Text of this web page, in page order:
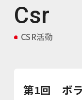
Csr
CSR活動
第1回 ボ